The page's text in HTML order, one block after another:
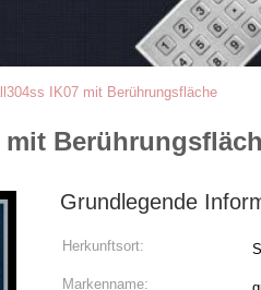
IK07 mit Berührungsfläche
mit
Grundlegende
Herkunftsort:
Markenname: